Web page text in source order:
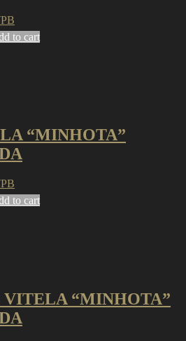
to cart
“MINHOTA”
to cart
VITELA “MINHOTA”